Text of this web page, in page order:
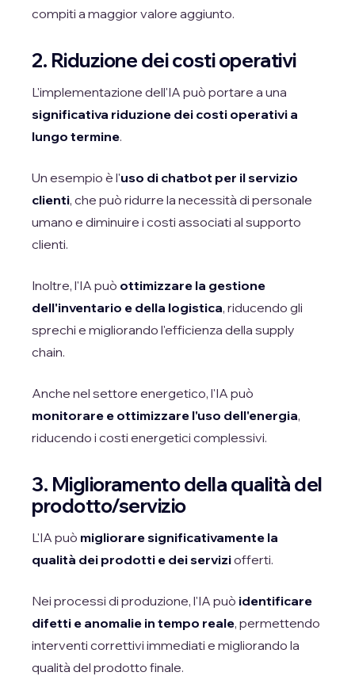
compiti a maggior valore aggiunto.
2. Riduzione dei costi operativi
L'implementazione dell'IA può portare a una
significativa riduzione dei costi operativi a
lungo termine.
Un esempio è l'uso di chatbot per il servizio
clienti, che può ridurre la necessità di personale
umano e diminuire i costi associati al supporto
clienti.
Inoltre, l'IA può ottimizzare la gestione
dell'inventario e della logistica, riducendo gli
sprechi e migliorando l'efficienza della supply
chain.
Anche nel settore energetico, l'IA può
monitorare e ottimizzare l'uso dell'energia,
riducendo i costi energetici complessivi.
3. Miglioramento della qualità del
prodotto/servizio
L'IA può migliorare significativamente la
qualità dei prodotti e dei serviziofferti.
Nei processi di produzione, l'IA può identificare
difetti e anomalie in tempo reale, permettendo
interventi correttivi immediati e migliorando la
qualità del prodotto finale.